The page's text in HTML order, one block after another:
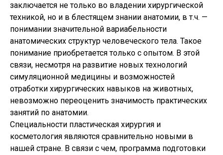
заключается не только во владении хирургической
техникой, но и в блестящем знании анатомии, в т.ч. —
понимании значительной вариабельности
анатомических структур человеческого тела. Такое
понимание приобретается только с опытом. В этой
связи, несмотря на развитие новых технологий
симуляционной медицины и возможностей
отработки хирургических навыков на животных,
невозможно переоценить значимость практических
занятий по анатомии.
Специальности пластическая хирургия и
косметология являются сравнительно новыми в
нашей стране. В связи с чем, программа подготовки